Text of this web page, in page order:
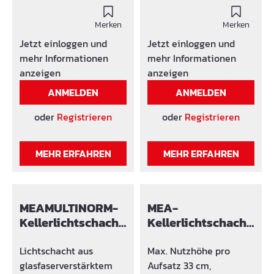
witterungsbeständigen
Materialien biete neben
einer anspruchsvollen
Optik einenoptimalen
Schutz vor Laub,
Kleintieren und
Schmutz im
Lichtschacht. Je nach
die Abdeckungen
zusätzlich vor
Reinigungsaufwand im
Lichtschacht reduziert
sich erheblich, was
einen hellen,
ungetrübten Blick aus
Merken
Jetzt einloggen und
mehr Informationen
anzeigen
ANMELDEN
oder Registrieren
MEHR ERFAHREN
Standard
Merken
Jetzt einloggen und
mehr Informationen
anzeigen
ANMELDEN
oder Registrieren
MEHR ERFAHREN
MEAMULTINORM-
Kellerlichtschacht
Lichtschacht aus
glasfaserverstärktem
MEA-
Kellerlichtschacht
Max. Nutzhöhe pro
Aufsatz 33 cm,